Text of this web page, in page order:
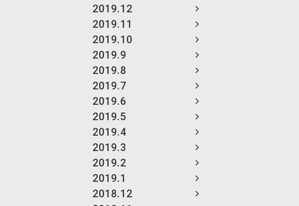
2019.12
2019.11
2019.10
2019.9
2019.8
2019.7
2019.6
2019.5
2019.4
2019.3
2019.2
2019.1
2018.12